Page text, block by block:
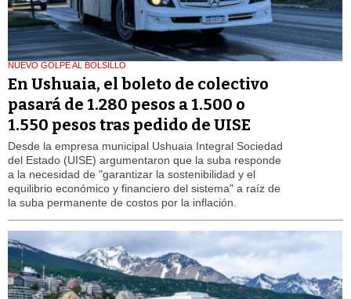
NUEVO GOLPE AL BOLSILLO
En Ushuaia, el boleto de colectivo
pasará de 1.280 pesos a 1.500 o
1.550 pesos tras pedido de UISE
Desde la empresa municipal Ushuaia Integral Sociedad
del Estado (UISE) argumentaron que la suba responde
a la necesidad de "garantizar la sostenibilidad y el
equilibrio económico y financiero del sistema" a raíz de
la suba permanente de costos por la inflación.